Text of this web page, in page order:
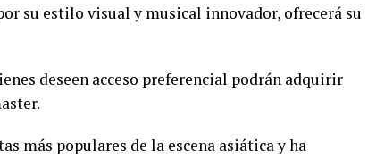
su estilo visual y musical innovador, ofrecerá su
deseen acceso preferencial podrán adquirir
más populares de la escena asiática y ha